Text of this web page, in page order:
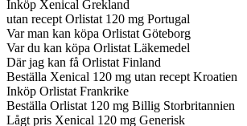
Inköp Xenical Grekland
utan recept Orlistat 120 mg Portugal
Var man kan köpa Orlistat Göteborg
Var du kan köpa Orlistat Läkemedel
Där jag kan få Orlistat Finland
Beställa Xenical 120 mg utan recept Kroatien
Inköp Orlistat Frankrike
Beställa Orlistat 120 mg Billig Storbritannien
Lågt pris Xenical 120 mg Generisk